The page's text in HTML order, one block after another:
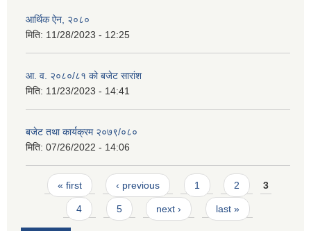
आर्थिक ऐन, २०८०
मिति: 11/28/2023 - 12:25
आ. व. २०८०/८१ को बजेट सारांश
मिति: 11/23/2023 - 14:41
बजेट तथा कार्यक्रम २०७९/०८०
मिति: 07/26/2022 - 14:06
Pages
« first ‹ previous 1 2 3
4 5 next › last »